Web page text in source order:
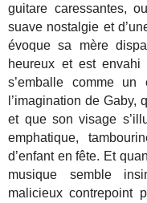
guitare caressantes,
suave nostalgie et
évoque sa mère
heureux et est
s’emballe comme
l’imagination de
et que son visage
emphatique,
d’enfant en fête. Et
musique semble
malicieux contrepoint